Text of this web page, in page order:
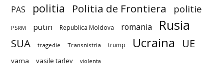
PAS politia Politia de Frontiera politie
PSRM putin Republica Moldova romania Rusia
SUA tragedie Transnistria trump Ucraina UE
vama vasile tarlev violenta